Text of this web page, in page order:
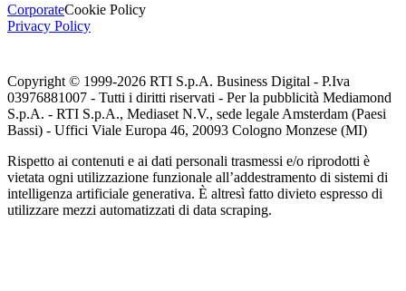
CorporateCookie Policy
Privacy Policy
Copyright © 1999-2026 RTI S.p.A. Business Digital - P.Iva
03976881007 - Tutti i diritti riservati - Per la pubblicità Mediamond
S.p.A. - RTI S.p.A., Mediaset N.V., sede legale Amsterdam (Paesi
Bassi) - Uffici Viale Europa 46, 20093 Cologno Monzese (MI)
Rispetto ai contenuti e ai dati personali trasmessi e/o riprodotti è
vietata ogni utilizzazione funzionale all’addestramento di sistemi di
intelligenza artificiale generativa. È altresì fatto divieto espresso di
utilizzare mezzi automatizzati di data scraping.